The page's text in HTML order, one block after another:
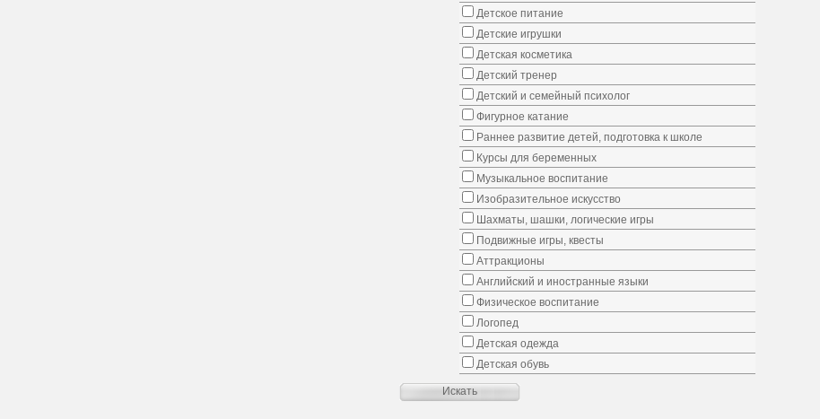
Детское питание
Детские игрушки
Детская косметика
Детский тренер
Детский и семейный психолог
Фигурное катание
Раннее развитие детей, подготовка к школе
Курсы для беременных
Музыкальное воспитание
Изобразительное искусство
Шахматы, шашки, логические игры
Подвижные игры, квесты
Аттракционы
Английский и иностранные языки
Физическое воспитание
Логопед
Детская одежда
Детская обувь